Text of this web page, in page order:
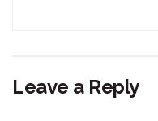
Leave a Reply